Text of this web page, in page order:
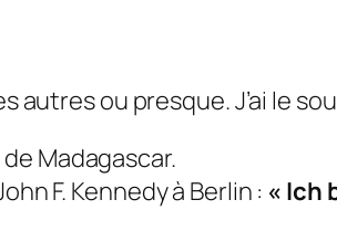
autres ou presque. J’ai le
Madagascar.
F. Kennedy à Berlin : « Ich